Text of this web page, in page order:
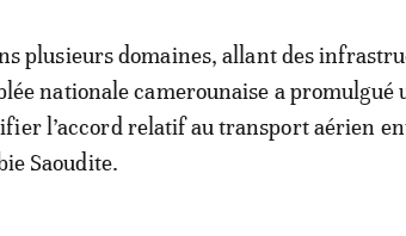
plusieurs domaines, allant des
nationale camerounaise a promulgué
l’accord relatif au transport aérien
Saoudite.